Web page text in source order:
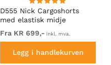
D555 Nick Cargoshorts
med elastisk midje
Marineblå
Fra KR 699,- inkl. mva.
Legg i handlekurven